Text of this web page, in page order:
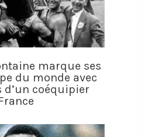
marque ses
du monde avec
d’un coéquipier